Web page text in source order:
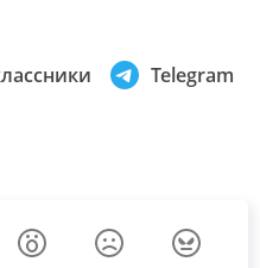
Telegram